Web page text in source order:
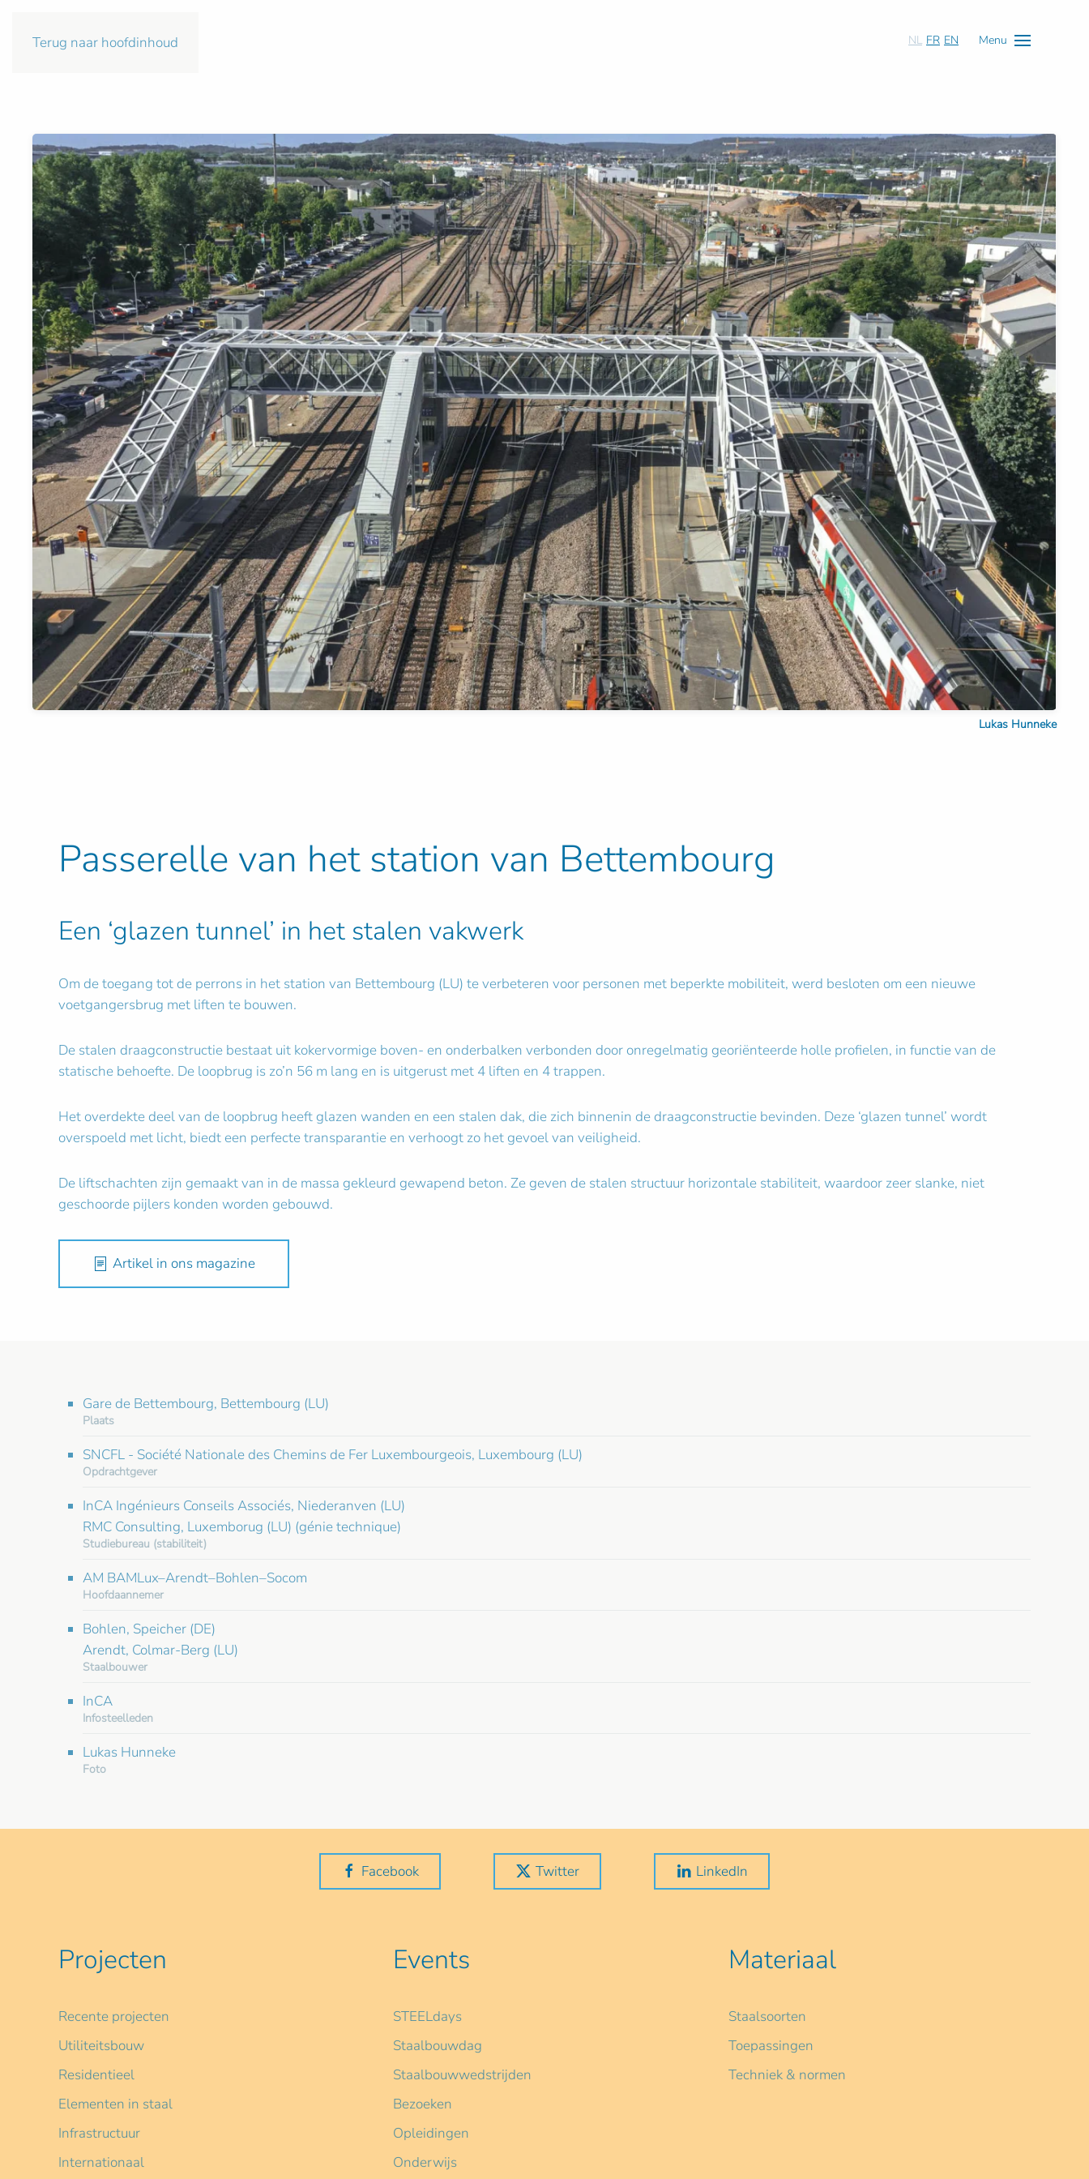
Terug naar hoofdinhoud NL FR EN Menu
Lukas Hunneke
Passerelle van het station van Bettembourg
Een ‘glazen tunnel’ in het stalen vakwerk
Om de toegang tot de perrons in het station van Bettembourg (LU) te verbeteren voor personen met beperkte mobiliteit, werd besloten om een nieuwe
voetgangersbrug met liften te bouwen.
De stalen draagconstructie bestaat uit kokervormige boven- en onderbalken verbonden door onregelmatig georiënteerde holle profielen, in functie van de
statische behoefte. De loopbrug is zo’n 56 m lang en is uitgerust met 4 liften en 4 trappen.
Het overdekte deel van de loopbrug heeft glazen wanden en een stalen dak, die zich binnenin de draagconstructie bevinden. Deze ‘glazen tunnel’ wordt
overspoeld met licht, biedt een perfecte transparantie en verhoogt zo het gevoel van veiligheid.
De liftschachten zijn gemaakt van in de massa gekleurd gewapend beton. Ze geven de stalen structuur horizontale stabiliteit, waardoor zeer slanke, niet
geschoorde pijlers konden worden gebouwd.
Artikel in ons magazine
Gare de Bettembourg, Bettembourg (LU)
Plaats
SNCFL - Société Nationale des Chemins de Fer Luxembourgeois, Luxembourg (LU)
Opdrachtgever
InCA Ingénieurs Conseils Associés, Niederanven (LU)
RMC Consulting, Luxemborug (LU) (génie technique)
Studiebureau (stabiliteit)
AM BAMLux–Arendt–Bohlen–Socom
Hoofdaannemer
Bohlen, Speicher (DE)
Arendt, Colmar-Berg (LU)
Staalbouwer
InCA
Infosteelleden
Lukas Hunneke
Foto
Facebook Twitter LinkedIn
Projecten
Recente projecten
Utiliteitsbouw
Residentieel
Elementen in staal
Infrastructuur
Internationaal
Events
STEELdays
Staalbouwdag
Staalbouwwedstrijden
Bezoeken
Opleidingen
Onderwijs
Materiaal
Staalsoorten
Toepassingen
Techniek & normen